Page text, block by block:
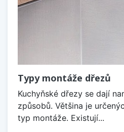
Typy montáže dřezů
Kuchyňské dřezy se dají
způsobů. Většina je
typ montáže. Existují...